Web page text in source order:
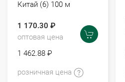
Китай (6) 100 м
1 170.30 ₽
оптовая цена
1 462.88 ₽
розничная цена